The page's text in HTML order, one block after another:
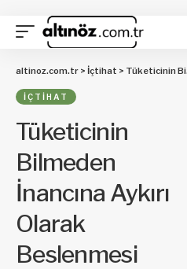
altinoz.com.tr > İçtihat > Tüketicinin Bilmeden İnancına Aykırı Olarak Beslenmesi Kişilik Hakkını Zedeler
İÇTIHAT
Tüketicinin
Bilmeden
İnancına Aykırı
Olarak
Beslenmesi